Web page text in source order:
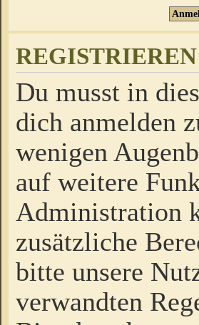
REGISTRIEREN
Du musst in
dich anmelden
wenigen
auf weitere
Administration
zusätzliche
bitte unsere
verwandten